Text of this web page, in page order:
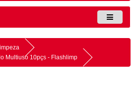
Multiuso 10pçs - Flashlimp